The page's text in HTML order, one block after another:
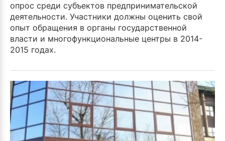
опрос среди субъектов предприни­мательской
деятельности. Участники должны оценить свой
опыт обращения в органы государственной
власти и многофункцио­нальные центры в 2014-
2015 годах.